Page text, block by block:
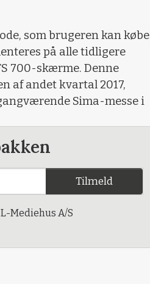
som brugeren kan købe
på alle tidligere
700-skærme. Denne
af andet kvartal 2017,
Sima-messe i
Tilmeld
Mediehus A/S